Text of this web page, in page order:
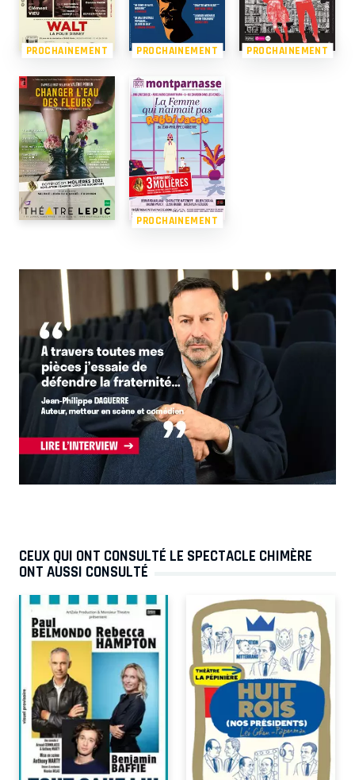
PROCHAINEMENT PROCHAINEMENT PROCHAINEMENT
PROCHAINEMENT
CEUX QUI ONT CONSULTÉ LE SPECTACLE CHIMÈRE
ONT AUSSI CONSULTÉ